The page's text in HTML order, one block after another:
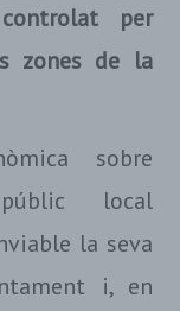
per
zones de la
sobre
local
la seva
i, en